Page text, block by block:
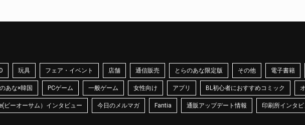
玩具 フェア・イベント 店舗 通信販売 とらのあな限定版 その他 電子書籍
あな×韓国 PCゲーム 一般ゲーム 女性向け アプリ BL初心者におすすめコミック
ビーオーサム）インタビュー 今日のメルマガ Fantia 通販アップデート情報 印刷所インタ